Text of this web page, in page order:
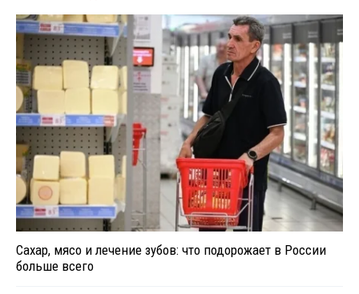
Сахар, мясо и лечение зубов: что подорожает в России
больше всего